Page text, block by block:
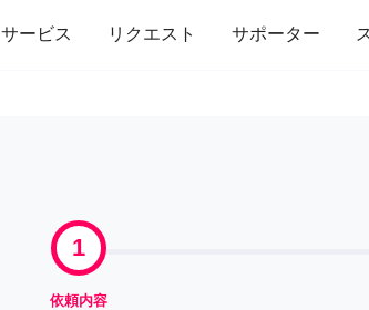
サービス リクエスト サポーター
家事 引っ越し インテリア 趣味・
1
依頼内容